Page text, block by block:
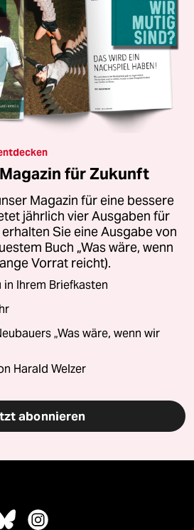
für Zukunft
Magazin für eine bessere
jährlich vier Ausgaben für
Sie eine Ausgabe von
Buch „Was wäre, wenn
Vorrat reicht).
Ihrem Briefkasten
„Was wäre, wenn wir
Harald Welzer
abonnieren